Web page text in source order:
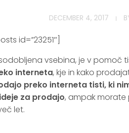
DECEMBER 4, 2017
id=”23251″]
vsebina, je v pomoč
interneta, kje in kako
preko interneta tisti, ki
za prodajo, ampak morate
let.